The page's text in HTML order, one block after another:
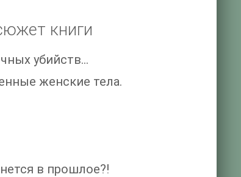
книги
убийств...
женские тела.
в прошлое?!